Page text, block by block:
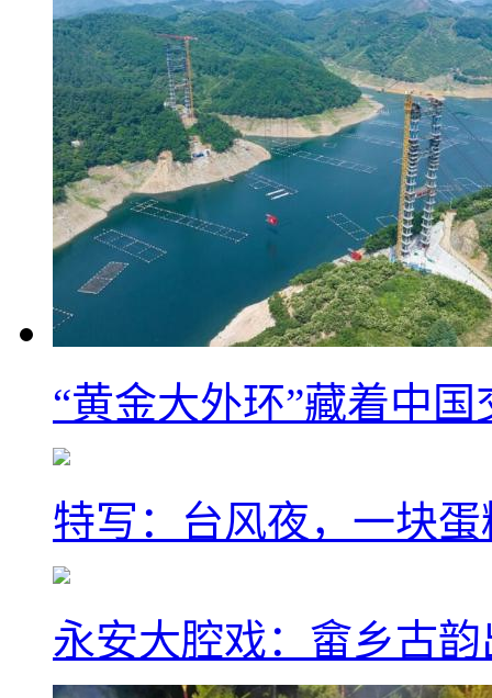
“黄金大外环”藏着中
特写：台风夜，一块
永安大腔戏：畲乡古